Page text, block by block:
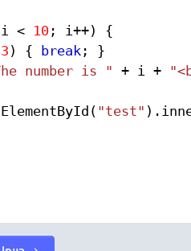
< 10; i++) {
3 ) { break; }
number is " + i +
( "test" ).